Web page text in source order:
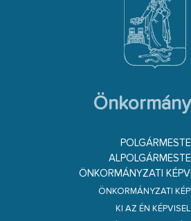
ÖNKORMÁNYZATI
ÖNKORMÁNYZATI
KI AZ ÉN